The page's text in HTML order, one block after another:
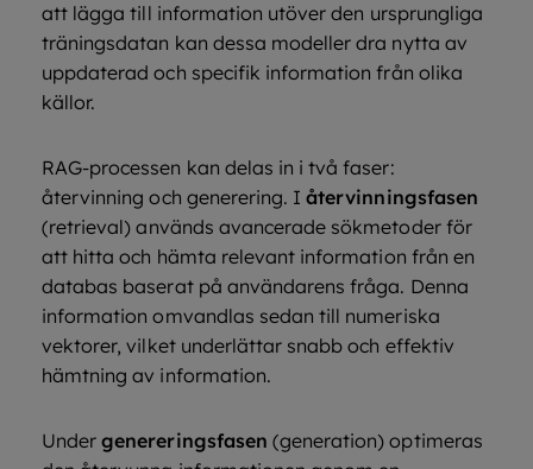
att lägga till information utöver den ursprungliga
träningsdatan kan dessa modeller dra nytta av
uppdaterad och specifik information från olika
källor.
RAG-processen kan delas in i två faser:
återvinning och generering. Iåtervinningsfasen
(retrieval) används avancerade sökmetoder för
att hitta och hämta relevant information från en
databas baserat på användarens fråga. Denna
information omvandlas sedan till numeriska
vektorer, vilket underlättar snabb och effektiv
hämtning av information.
Undergenereringsfasen (generation) optimeras